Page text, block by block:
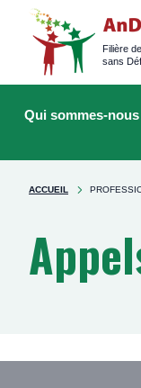
Logged
main
navigation
Filière
sans
sur
navigation
Qui sommes-
You're
ACCUEIL